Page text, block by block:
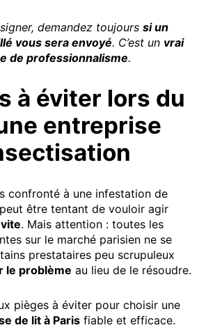
demandez toujours si un
vous sera envoyé. C’est un vrai
de professionnalisme.
à éviter lors du
entreprise
confronté à une infestation de
être tentant de vouloir agir
. Mais attention : toutes les
sur le marché parisien ne se
prestataires peu scrupuleux
le problème au lieu de le résoudre.
pièges à éviter pour choisir une
de lit à Paris fiable et efficace.